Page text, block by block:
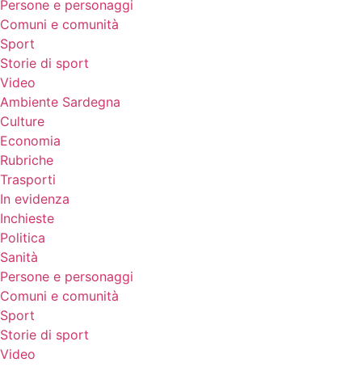
Persone e personaggi
Comuni e comunità
Sport
Storie di sport
Video
Ambiente Sardegna
Culture
Economia
Rubriche
Trasporti
In evidenza
Inchieste
Politica
Sanità
Persone e personaggi
Comuni e comunità
Sport
Storie di sport
Video